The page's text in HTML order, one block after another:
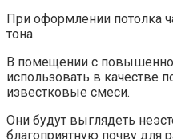
При оформлении потолка
тона.
В помещении с
использовать в качестве
известковые смеси.
Они будут выглядеть
благоприятную почву для